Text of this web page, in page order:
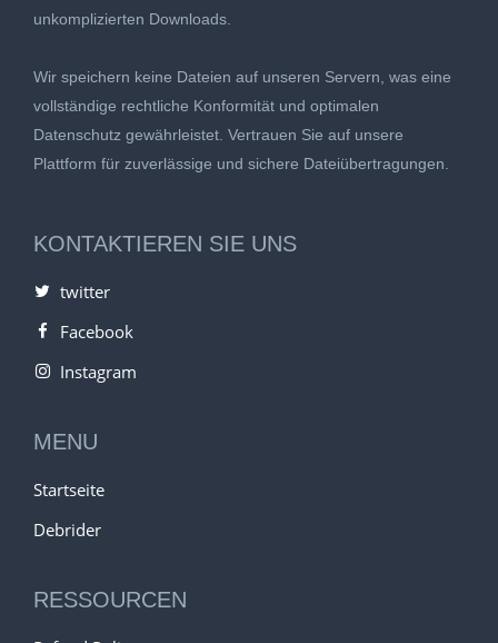
unkomplizierten Downloads.
Wir speichern keine Dateien auf unseren Servern, was eine
vollständige rechtliche Konformität und optimalen
Datenschutz gewährleistet. Vertrauen Sie auf unsere
Plattform für zuverlässige und sichere Dateiübertragungen.
KONTAKTIEREN SIE UNS
twitter
Facebook
Instagram
MENU
Startseite
Debrider
RESSOURCEN